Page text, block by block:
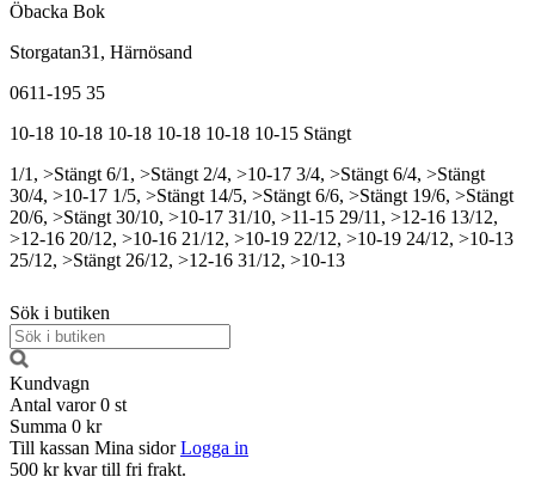
Öbacka Bok
Storgatan31, Härnösand
0611-195 35
10-18 10-18 10-18 10-18 10-18 10-15 Stängt
1/1, >Stängt 6/1, >Stängt 2/4, >10-17 3/4, >Stängt 6/4, >Stängt
30/4, >10-17 1/5, >Stängt 14/5, >Stängt 6/6, >Stängt 19/6, >Stängt
20/6, >Stängt 30/10, >10-17 31/10, >11-15 29/11, >12-16 13/12,
>12-16 20/12, >10-16 21/12, >10-19 22/12, >10-19 24/12, >10-13
25/12, >Stängt 26/12, >12-16 31/12, >10-13
Sök i butiken
Kundvagn
Antal varor 0 st
Summa 0 kr
Till kassan Mina sidor Logga in
500 kr kvar till fri frakt.